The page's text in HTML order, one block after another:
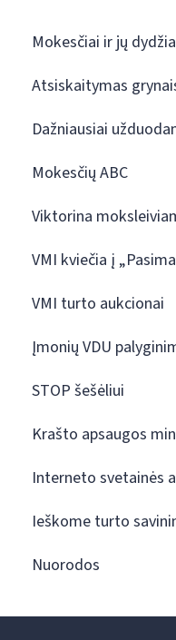
Mokesčiai ir jų
Atsiskaitymas
Dažniausiai
Mokesčių ABC
Viktorina
VMI kviečia į
VMI turto aukcionai
Įmonių VDU
STOP šešėliui
Krašto apsaugos
Interneto svetainės
Ieškome turto
Nuorodos